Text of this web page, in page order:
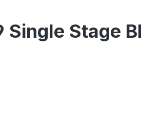
Single Stage